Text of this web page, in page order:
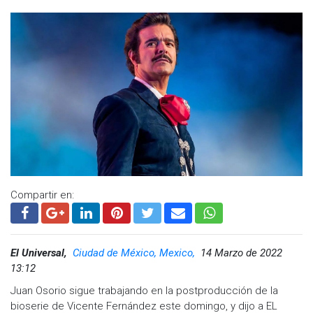
exclusivo e imagen, afectando el prestigio y reputación del
artista en paz descanse, se decretaron medidas por parte
de la autoridad judicial y seis más por el Instituto Mexicano
de Protección a la Propiedad Industrial”, se lee en los
papeles.
Sin embargo, la empresa Televisa informó que no recibió
notificación alguna de una autoridad y mantuvo en pie el
estreno.
Cuquita, esposa del cantante, no se quedó callada y
arremetió contra la empresa acusándola de querer lucrar
El último pronunciamiento lo realizó esta mañana, a través de
tarde borró el clip.
"El último rey. El hijo del pueblo" arrancó con un concierto de
Chente, y escenas que dramatizan el secuestro de Vicente
Compartir en:
El Universal, Ciudad de México, Mexico,
14 Marzo de 2022
13:12
Juan Osorio sigue trabajando en la postproducción de la
bioserie de Vicente Fernández este domingo, y dijo a EL